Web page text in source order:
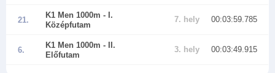
21.
K1 Men 1000m - I.
Középfutam
7. hely 00:03:59.785
6.
K1 Men 1000m - II.
Előfutam
3. hely 00:03:49.915